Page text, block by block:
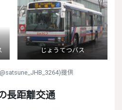
じょうてつバス
提供
長距離交通